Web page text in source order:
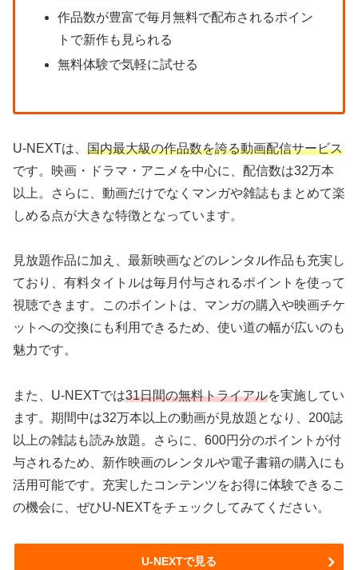
作品数が豊富で毎月無料で配布されるポイン
トで新作も見られる
無料体験で気軽に試せる
U-NEXTは、 国内最大級の作品数を誇る動画配信サービス
です。映画・ドラマ・アニメを中心に、配信数は32万本
以上。さらに、動画だけでなくマンガや雑誌もまとめて楽
しめる点が大きな特徴となっています。
見放題作品に加え、最新映画などのレンタル作品も充実し
ており、有料タイトルは毎月付与されるポイントを使って
視聴できます。このポイントは、マンガの購入や映画チケ
ットへの交換にも利用できるため、使い道の幅が広いのも
魅力です。
また、U-NEXTでは31日間の無料トライアルを実施してい
ます。期間中は32万本以上の動画が見放題となり、200誌
以上の雑誌も読み放題。さらに、600円分のポイントが付
与されるため、新作映画のレンタルや電子書籍の購入にも
活用可能です。充実したコンテンツをお得に体験できるこ
の機会に、ぜひU-NEXTをチェックしてみてください。
U-NEXTで見る